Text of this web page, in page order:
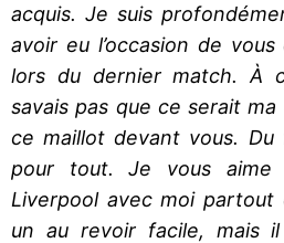
acquis. Je suis
avoir eu l’occasion de
lors du dernier match. À
savais pas que ce serait
ce maillot devant vous.
pour tout. Je vous aime
Liverpool avec moi partout
un au revoir facile, mais